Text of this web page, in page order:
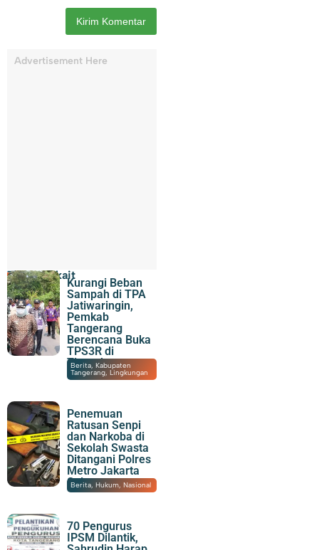
Advertisement Here
Topik Terkait
Kurangi Beban
Sampah di TPA
Jatiwaringin,
Pemkab
Tangerang
Berencana Buka
TPS3R di
Tigaraksa
06/08/2026|21:51
Berita,Kabupaten
Tangerang,Lingkungan
Penemuan
Ratusan Senpi
dan Narkoba di
Sekolah Swasta
Ditangani Polres
Metro Jakarta
Selatan
06/08/2026|20:14
Berita,Hukum,Nasional
70 Pengurus
IPSM Dilantik,